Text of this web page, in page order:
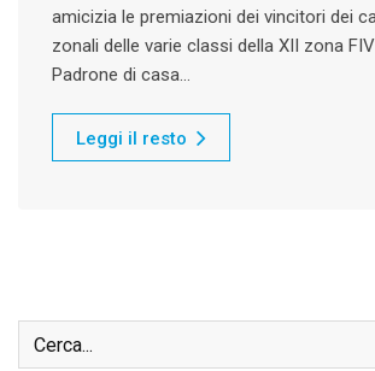
amicizia le premiazioni dei vincitori dei
zonali delle varie classi della XII zona
Padrone di casa…
Leggi il resto